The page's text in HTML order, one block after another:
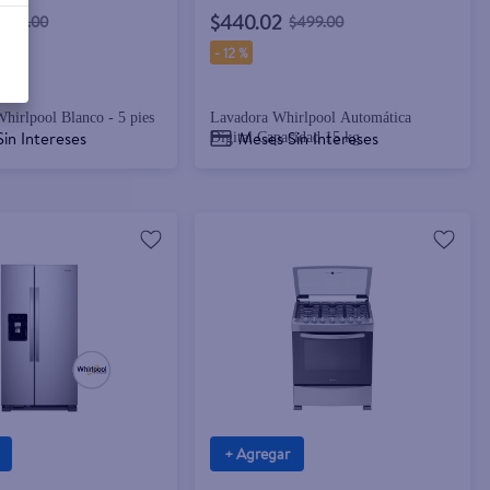
$269.00
Blanco - 5 pies
Intereses
$440.02 $499.00
-12 %
Lavadora Whirlpool Automática
Digital Capacidad 15 kg
Meses Sin Intereses
+ Agregar